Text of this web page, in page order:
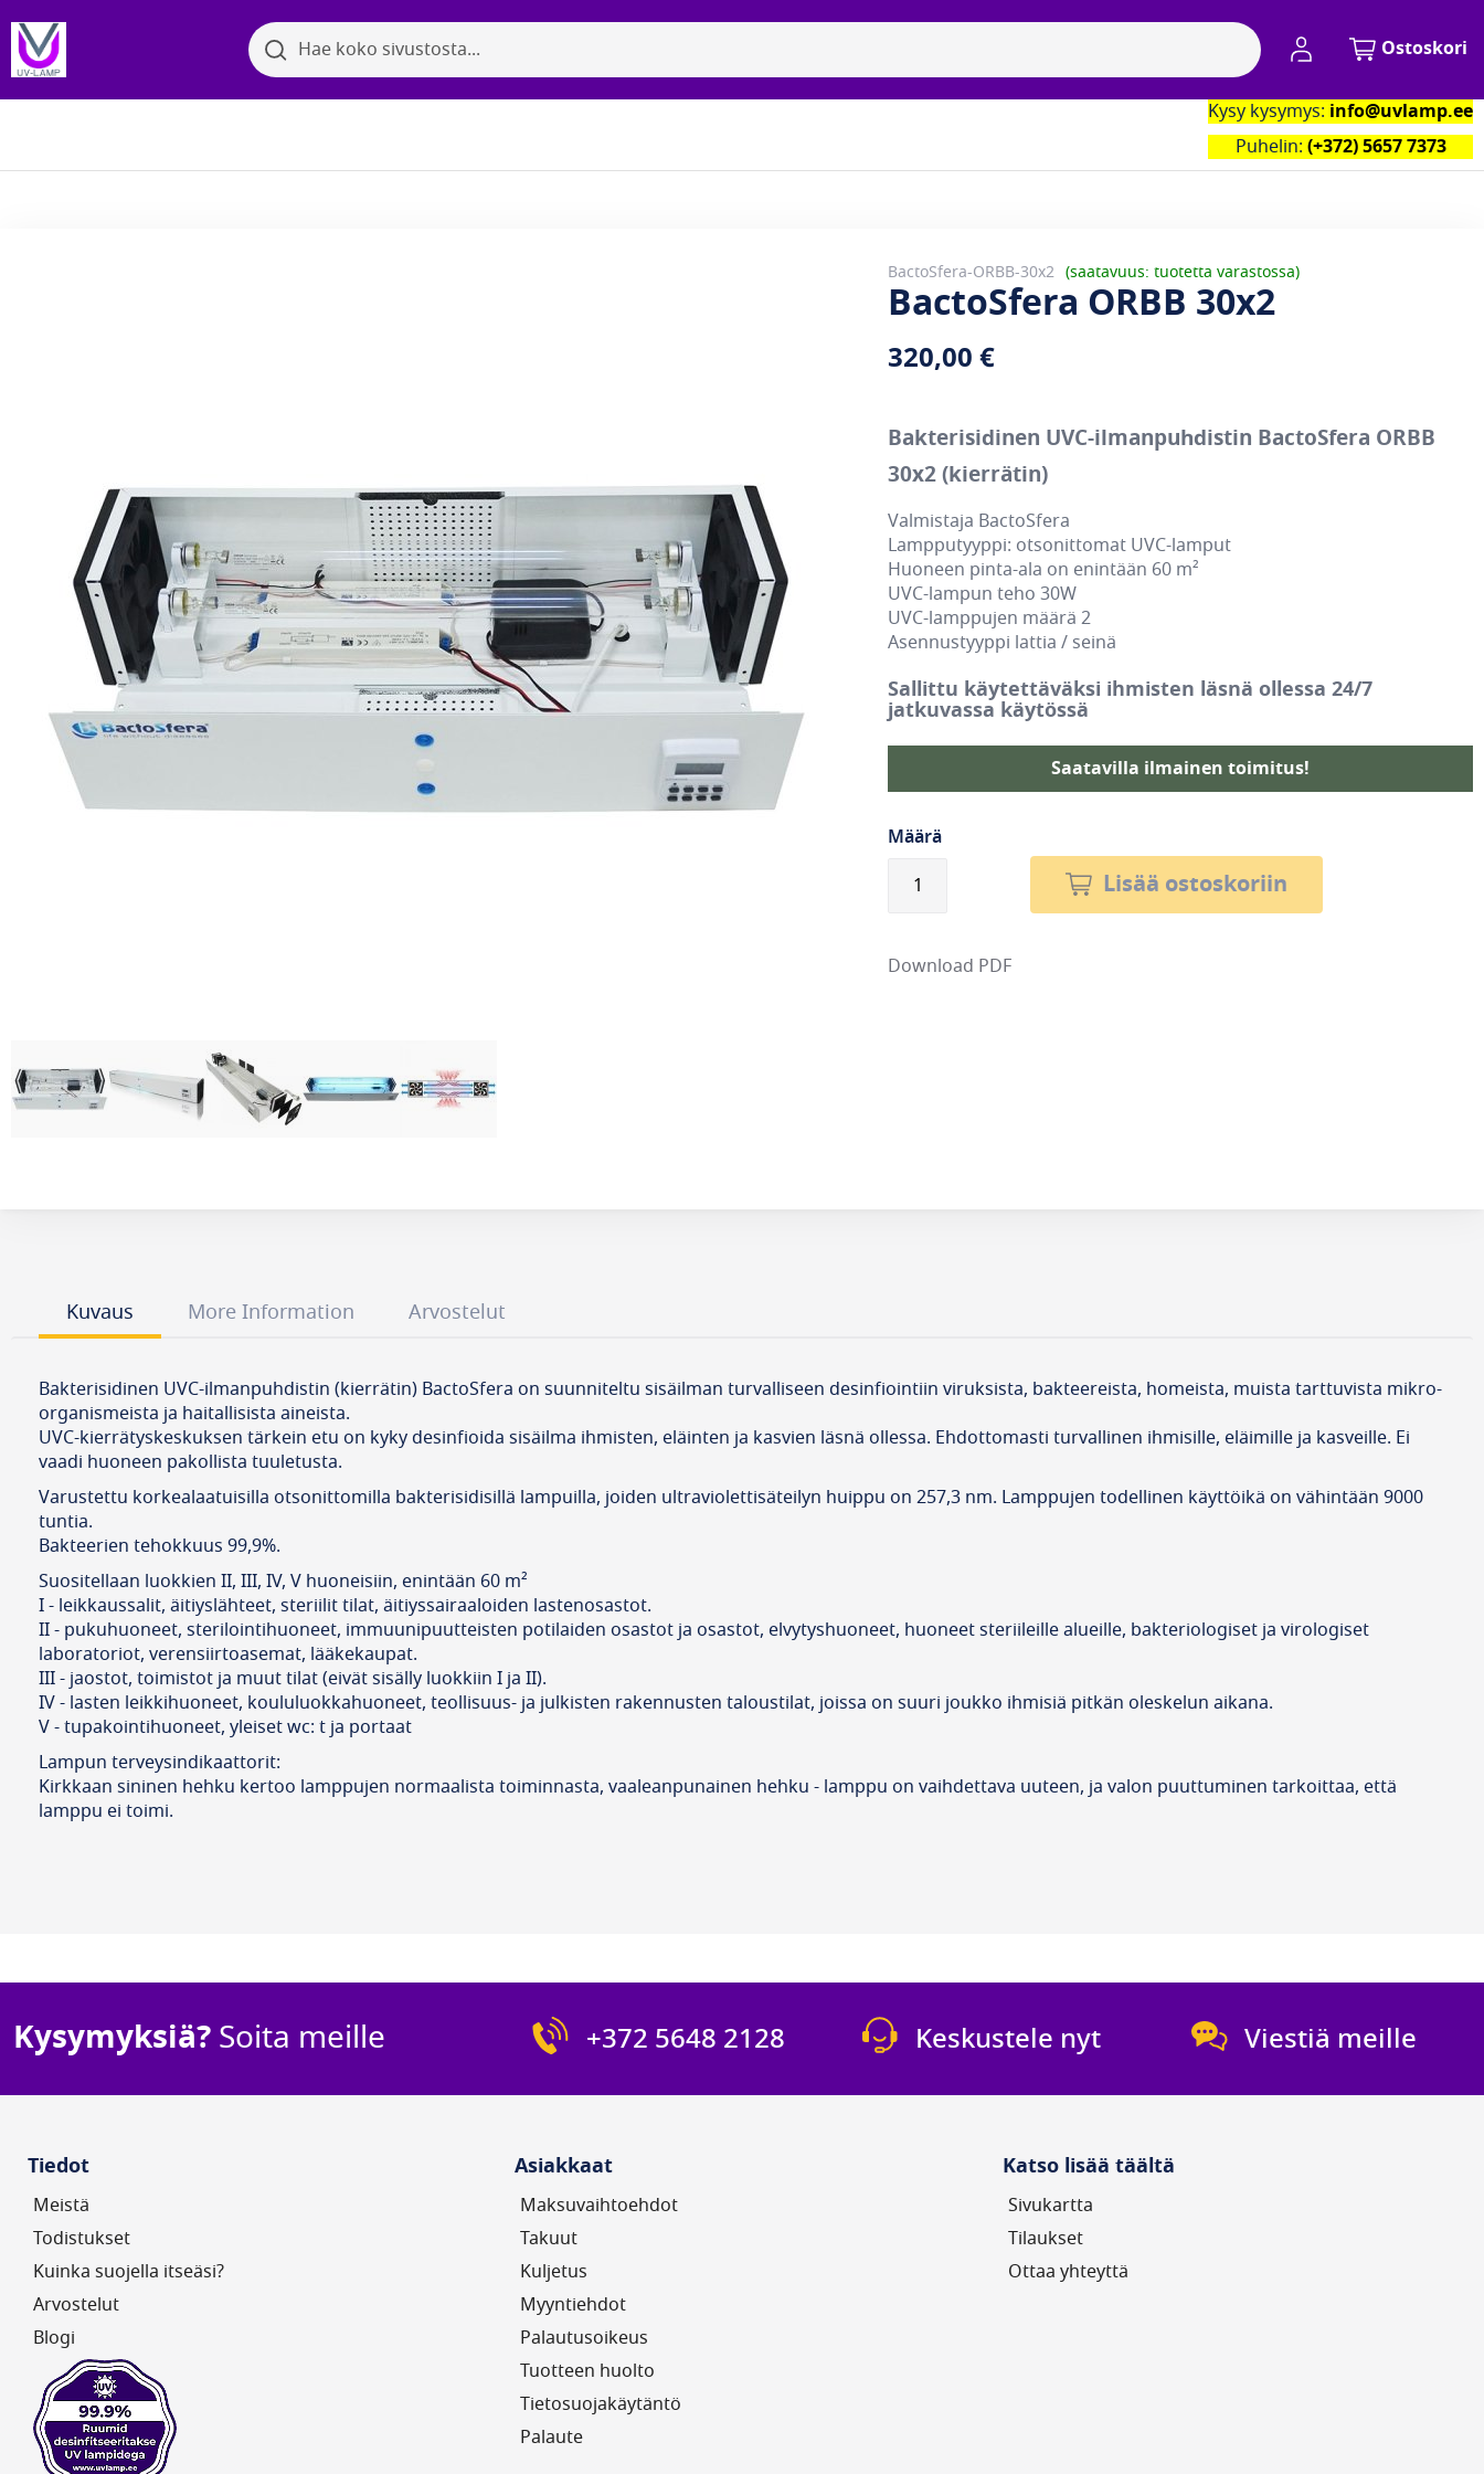
SearchSearch
My AccountOstoskori
Yhteystiedot
Kysy kysymys: info@uvlamp.ee
Puhelin: (+372) 5657 7373
BactoSfera-ORBB-30x2 saatavuus: tuotetta varastossa
BactoSfera ORBB 30x2
320,00 €
Bakterisidinen UVC-ilmanpuhdistin BactoSfera ORBB
30x2 (kierrätin)
Valmistaja BactoSfera
Lampputyyppi: otsonittomat UVC-lamput
Huoneen pinta-ala on enintään 60 m²
UVC-lampun teho 30W
UVC-lamppujen määrä 2
Asennustyyppi lattia / seinä
Sallittu käytettäväksi ihmisten läsnä ollessa 24/7
jatkuvassa käytössä
Saatavilla ilmainen toimitus!
Määrä
Lisää ostoskoriin
Download PDF
Kuvaus More Information Arvostelut
Bakterisidinen UVC-ilmanpuhdistin (kierrätin) BactoSfera on suunniteltu sisäilman turvalliseen desinfiointiin viruksista, bakteereista, homeista, muista tarttuvista mikro-
organismeista ja haitallisista aineista.
UVC-kierrätyskeskuksen tärkein etu on kyky desinfioida sisäilma ihmisten, eläinten ja kasvien läsnä ollessa. Ehdottomasti turvallinen ihmisille, eläimille ja kasveille. Ei
vaadi huoneen pakollista tuuletusta.
Varustettu korkealaatuisilla otsonittomilla bakterisidisillä lampuilla, joiden ultraviolettisäteilyn huippu on 257,3 nm. Lamppujen todellinen käyttöikä on vähintään 9000
tuntia.
Bakteerien tehokkuus 99,9%.
Suositellaan luokkien II, III, IV, V huoneisiin, enintään 60 m²
I - leikkaussalit, äitiyslähteet, steriilit tilat, äitiyssairaaloiden lastenosastot.
II - pukuhuoneet, sterilointihuoneet, immuunipuutteisten potilaiden osastot ja osastot, elvytyshuoneet, huoneet steriileille alueille, bakteriologiset ja virologiset
laboratoriot, verensiirtoasemat, lääkekaupat.
III - jaostot, toimistot ja muut tilat (eivät sisälly luokkiin I ja II).
IV - lasten leikkihuoneet, koululuokkahuoneet, teollisuus- ja julkisten rakennusten taloustilat, joissa on suuri joukko ihmisiä pitkän oleskelun aikana.
V - tupakointihuoneet, yleiset wc: t ja portaat
Lampun terveysindikaattorit:
Kirkkaan sininen hehku kertoo lamppujen normaalista toiminnasta, vaaleanpunainen hehku - lamppu on vaihdettava uuteen, ja valon puuttuminen tarkoittaa, että
lamppu ei toimi.
Kysymyksiä?Soita meille +372 5648 2128 Keskustele nyt Viestiä meille
Tiedot
Meistä
Todistukset
Kuinka suojella itseäsi?
Arvostelut
Blogi
Asiakkaat
Maksuvaihtoehdot
Takuut
Kuljetus
Myyntiehdot
Palautusoikeus
Tuotteen huolto
Tietosuojakäytäntö
Palaute
Katso lisää täältä
Sivukartta
Tilaukset
Ottaa yhteyttä